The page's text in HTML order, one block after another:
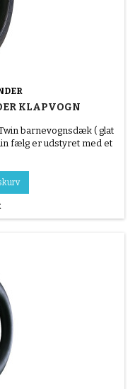
KLAPVOGN
barnevognsdæk ( glat
fælg er udstyret med et
203 )